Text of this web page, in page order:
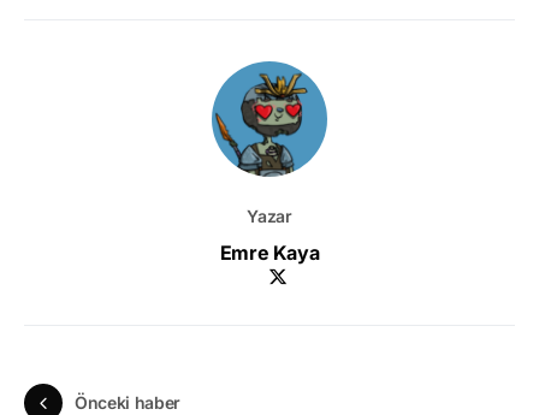
Yazar
Emre Kaya
Önceki haber